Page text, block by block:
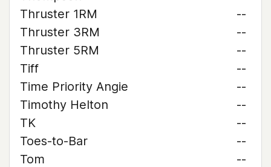
Thruster 1RM
--
Thruster 3RM
--
Thruster 5RM
--
Tiff
--
Time Priority Angie
--
Timothy Helton
--
TK
--
Toes-to-Bar
--
Tom
--